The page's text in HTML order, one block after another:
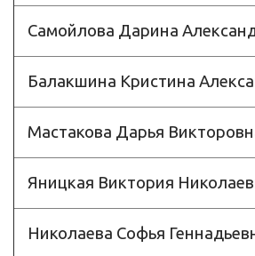
Cамойлова Дарина
Балакшина Кристина
Мастакова Дарья
Яницкая Виктория
Николаева Софья